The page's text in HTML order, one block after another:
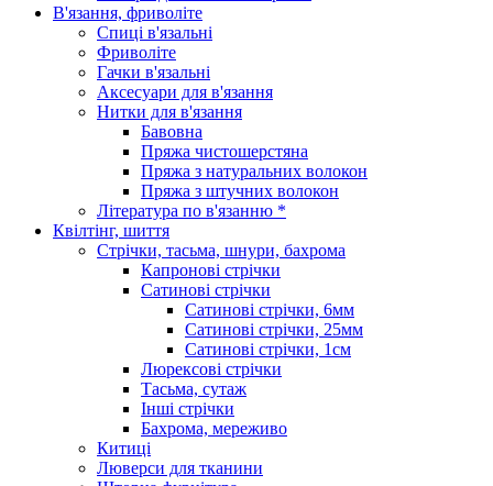
В'язання, фриволіте
Спиці в'язальні
Фриволіте
Гачки в'язальні
Аксесуари для в'язання
Нитки для в'язання
Бавовна
Пряжа чистошерстяна
Пряжа з натуральних волокон
Пряжа з штучних волокон
Література по в'язанню *
Квілтінг, шиття
Стрічки, тасьма, шнури, бахрома
Капронові стрічки
Сатинові стрічки
Сатинові стрічки, 6мм
Сатинові стрічки, 25мм
Сатинові стрічки, 1см
Люрексові стрічки
Тасьма, сутаж
Інші стрічки
Бахрома, мереживо
Китиці
Люверси для тканини